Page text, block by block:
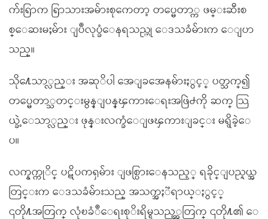
က်းရြာက ရြာသားအမ်ားစုကေတာ့ တပ္မေတာ္က ဖမ္းဆီးစ
စ္ေဆးမႈမ်ား ျပဳလုပ္ခံေနရသည္ဟု ေဒသခံမ်ားက ေျပာ
သည္။
သို႔ေသာ္လည္း အဆုိပါ အေျခအေနမ်ားႏွင့္ ပတ္သက္၍
တပ္မေတာ္သတင္းမွန္ျပန္ၾကားေရးအဖြဲ႕ကို ဆက္ သြ
ယ္ခဲ့ေသာ္လည္း ဖုန္းလက္ခံေျဖၾကားျခင္း မရွိခဲ့ေ
ပ။
လက္နက္ကုိင္ ပဋိပကၡမ်ား ျဖစ္ပြားေနသည့္ ရခိုင္ျပည္နယ္အ
တြင္းက ေဒသခံမ်ားသည္ အသက္အႏၱရာယ္ႏွင့္
၎တို႔အတြက္ လုံၿခံဳေရးစုိးရိမ္ရသည့္အတြက္ ၎တို႔၏ ေ